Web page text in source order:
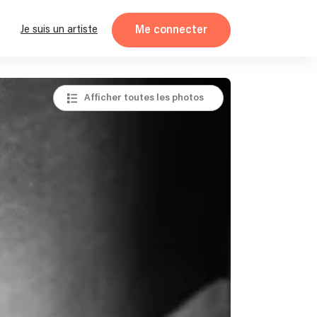
Je suis un artiste Me connecter
Afficher toutes les photos